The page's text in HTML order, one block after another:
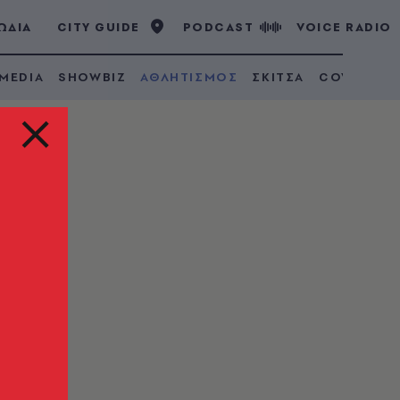
CITY GUIDE PODCAST VOICE RADIO
SHOWBIZ ΑΘΛΗΤΙΣΜΟΣ ΣΚΙΤΣΑ COVID 19